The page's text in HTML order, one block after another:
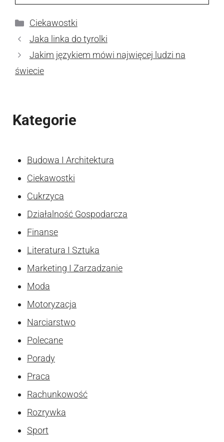
Kategorie
Ciekawostki
Jaka linka do tyrolki
Jakim językiem mówi najwięcej ludzi na
świecie
Kategorie
Budowa I Architektura
Ciekawostki
Cukrzyca
Działalność Gospodarcza
Finanse
Literatura I Sztuka
Marketing I Zarzadzanie
Moda
Motoryzacja
Narciarstwo
Polecane
Porady
Praca
Rachunkowość
Rozrywka
Sport